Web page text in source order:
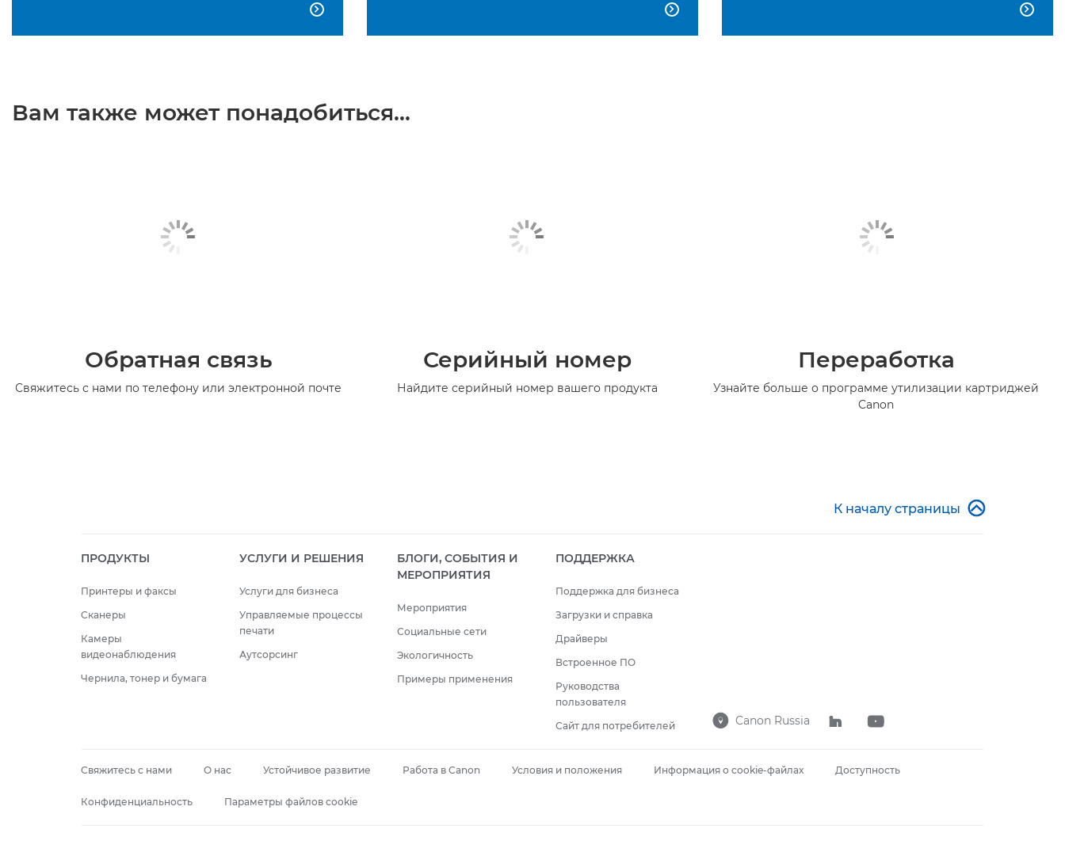
  
Вам также может понадобиться...
Обратная связь
Свяжитесь с нами по телефону или электронной почте
Серийный номер
Найдите серийный номер вашего продукта
Переработка
Узнайте больше о программе утилизации картриджей
Canon
К началу страницы 
ПРОДУКТЫ
Принтеры и факсы
Сканеры
Камеры
видеонаблюдения
Чернила, тонер и бумага
УСЛУГИ И РЕШЕНИЯ
Услуги для бизнеса
Управляемые процессы
печати
Аутсорсинг
БЛОГИ, СОБЫТИЯ И
МЕРОПРИЯТИЯ
Мероприятия
Социальные сети
Экологичность
Примеры применения
ПОДДЕРЖКА
Поддержка для бизнеса
Загрузки и справка
Драйверы
Встроенное ПО
Руководства
пользователя
Сайт для потребителей
 Canon Russia  
Свяжитесь с нами О нас Устойчивое развитие Работа в Canon Условия и положения Информация о cookie-файлах Доступность
Конфиденциальность Параметры файлов cookie